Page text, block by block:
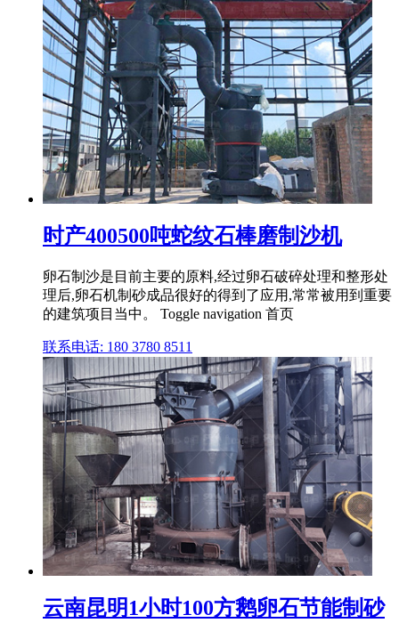
时产400500吨蛇纹石棒磨制沙机
卵石制沙是目前主要的原料,经过卵石破碎处理和整形处
理后,卵石机制砂成品很好的得到了应用,常常被用到重要
的建筑项目当中。 Toggle navigation 首页
联系电话: 180 3780 8511
云南昆明1小时100方鹅卵石节能制砂